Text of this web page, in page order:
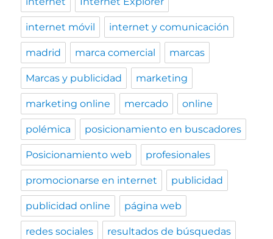
internet móvil internet y comunicación
madrid marca comercial marcas
Marcas y publicidad marketing
marketing online mercado online
polémica posicionamiento en buscadores
Posicionamiento web profesionales
promocionarse en internet publicidad
publicidad online página web
redes sociales resultados de búsquedas